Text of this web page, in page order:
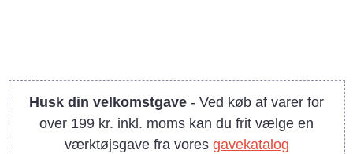
Husk din velkomstgave - Ved køb af varer for
over 199 kr. inkl. moms kan du frit vælge en
værktøjsgave fra vores gavekatalog